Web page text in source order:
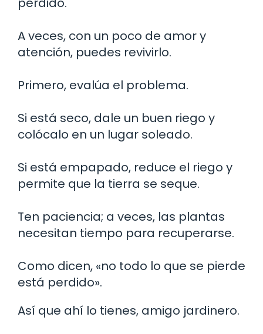
A veces, con un poco de amor y
atención, puedes revivirlo.
Primero, evalúa el problema.
Si está seco, dale un buen riego y
colócalo en un lugar soleado.
Si está empapado, reduce el riego y
permite que la tierra se seque.
Ten paciencia; a veces, las plantas
necesitan tiempo para recuperarse.
Como dicen, «no todo lo que se pierde
está perdido».
Así que ahí lo tienes, amigo jardinero.